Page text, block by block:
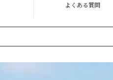
よくある質問